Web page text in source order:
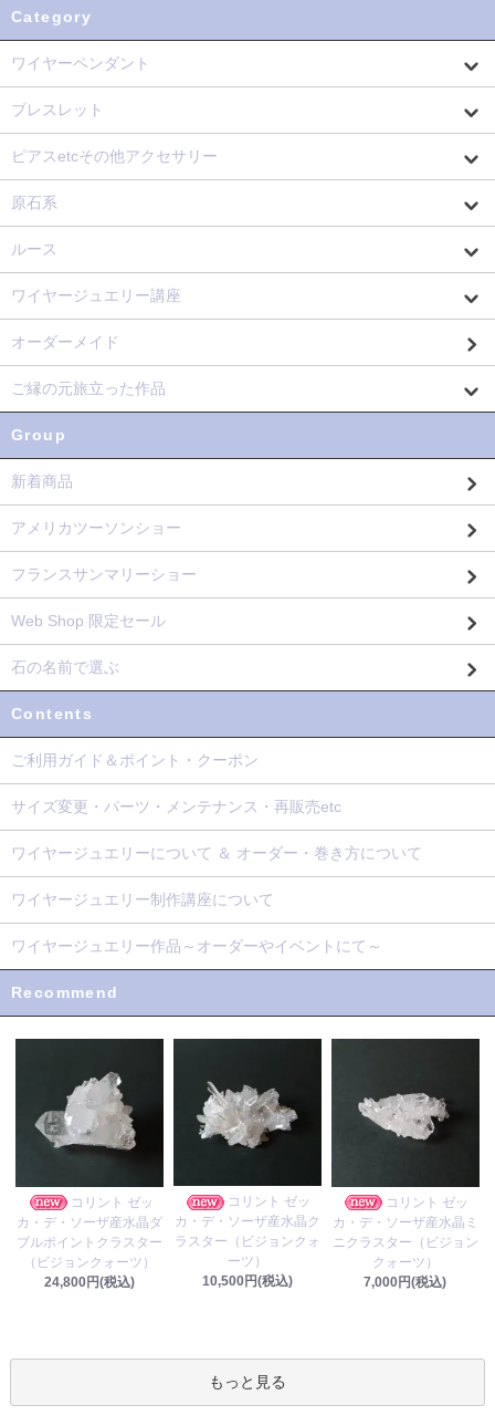
Category
ワイヤーペンダント
ブレスレット
ピアスetcその他アクセサリー
原石系
ルース
ワイヤージュエリー講座
オーダーメイド
ご縁の元旅立った作品
Group
新着商品
アメリカツーソンショー
フランスサンマリーショー
Web Shop 限定セール
石の名前で選ぶ
Contents
ご利用ガイド＆ポイント・クーポン
サイズ変更・パーツ・メンテナンス・再販売etc
ワイヤージュエリーについて ＆ オーダー・巻き方について
ワイヤージュエリー制作講座について
ワイヤージュエリー作品～オーダーやイベントにて～
Recommend
コリント ゼッ
カ・デ・ソーザ産水晶ダ
ブルポイントクラスター
（ビジョンクォーツ）
24,800円(税込)
コリント ゼッ
カ・デ・ソーザ産水晶ク
ラスター（ビジョンクォ
ーツ）
10,500円(税込)
コリント ゼッ
カ・デ・ソーザ産水晶ミ
ニクラスター（ビジョン
クォーツ）
7,000円(税込)
もっと見る